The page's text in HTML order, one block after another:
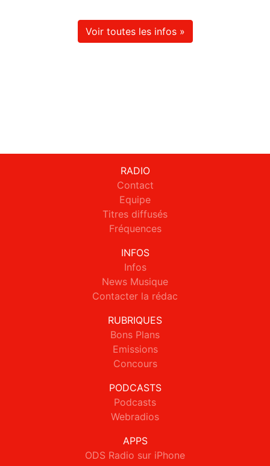
Voir toutes les infos »
RADIO
Contact
Equipe
Titres diffusés
Fréquences
INFOS
Infos
News Musique
Contacter la rédac
RUBRIQUES
Bons Plans
Emissions
Concours
PODCASTS
Podcasts
Webradios
APPS
ODS Radio sur iPhone